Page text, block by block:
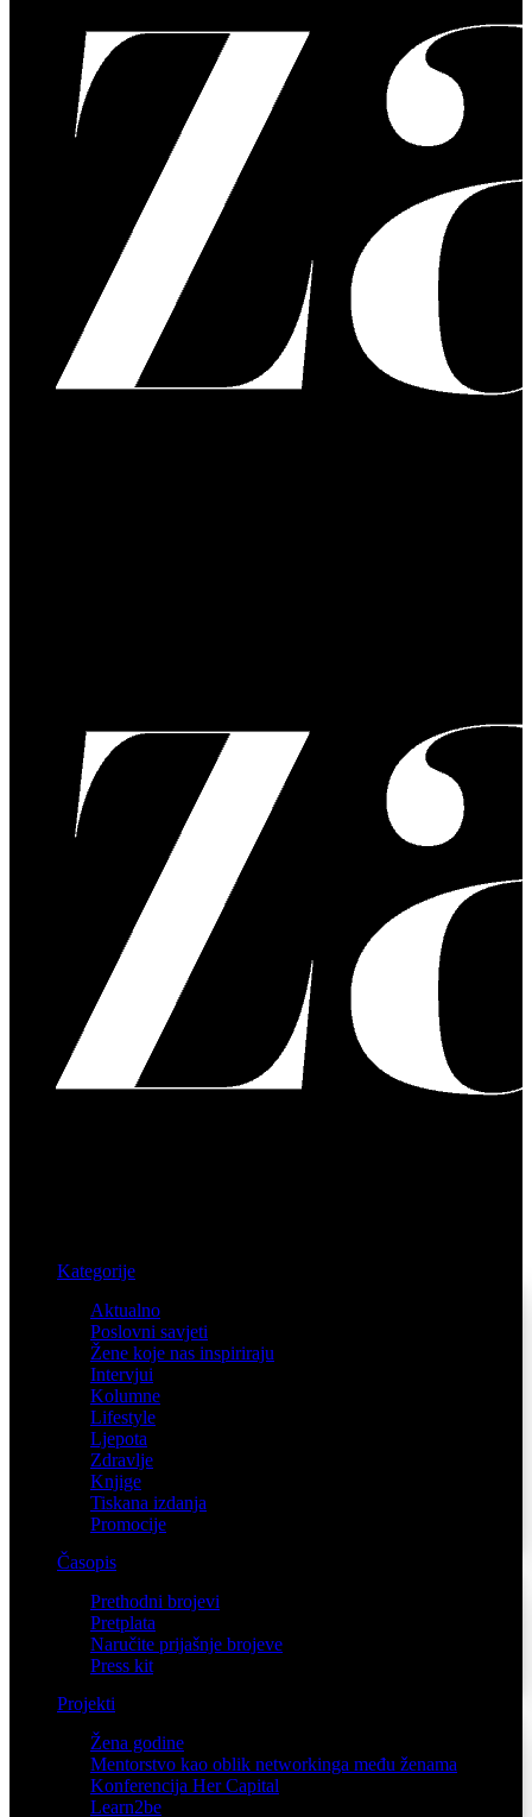
Kategorije
Aktualno
Poslovni savjeti
Žene koje nas inspiriraju
Intervjui
Kolumne
Lifestyle
Ljepota
Zdravlje
Knjige
Tiskana izdanja
Promocije
Časopis
Prethodni brojevi
Pretplata
Naručite prijašnje brojeve
Press kit
Projekti
Žena godine
Mentorstvo kao oblik networkinga među ženama
Konferencija Her Capital
Learn2be